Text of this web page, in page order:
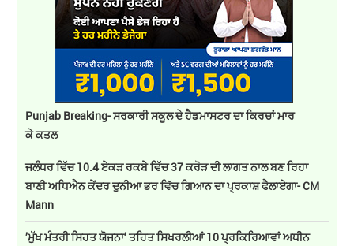
Punjab Breaking- ਸਰਕਾਰੀ ਸਕੂਲ ਦੇ ਹੈਡਮਾਸਟਰ ਦਾ ਕਿਰਚਾਂ ਮਾਰ
ਕੇ ਕਤਲ
ਜਲੰਧਰ ਵਿੱਚ 10.4 ਏਕੜ ਰਕਬੇ ਵਿੱਚ 37 ਕਰੋੜ ਦੀ ਲਾਗਤ ਨਾਲ ਬਣ ਰਿਹਾ
ਬਾਣੀ ਅਧਿਐਨ ਕੇਂਦਰ ਦੁਨੀਆ ਭਰ ਵਿੱਚ ਗਿਆਨ ਦਾ ਪ੍ਰਕਾਸ਼ ਫੈਲਾਏਗਾ- CM
Mann
’ਮੁੱਖ ਮੰਤਰੀ ਸਿਹਤ ਯੋਜਨਾ’ ਤਹਿਤ ਸਿਖਰਲੀਆਂ 10 ਪ੍ਰਕਿਰਿਆਵਾਂ ਅਧੀਨ